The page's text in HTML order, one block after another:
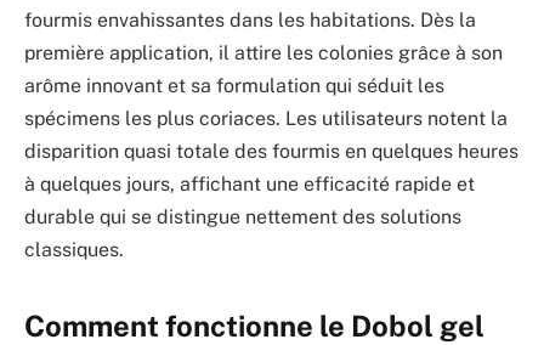
fourmis envahissantes dans les habitations. Dès la
première application, il attire les colonies grâce à son
arôme innovant et sa formulation qui séduit les
spécimens les plus coriaces. Les utilisateurs notent la
disparition quasi totale des fourmis en quelques heures
à quelques jours, affichant une efficacité rapide et
durable qui se distingue nettement des solutions
classiques.
Comment fonctionne le Dobol gel